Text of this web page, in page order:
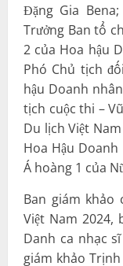
Đặng Gia
Trưởng Ban tổ
2 của Hoa hậu
Phó Chủ tịch
hậu Doanh
tịch cuộc thi –
Du lịch Việt
Hoa Hậu
Á hoàng 1 của
Ban giám khảo
Việt Nam 2024,
Danh ca nhạc
giám khảo